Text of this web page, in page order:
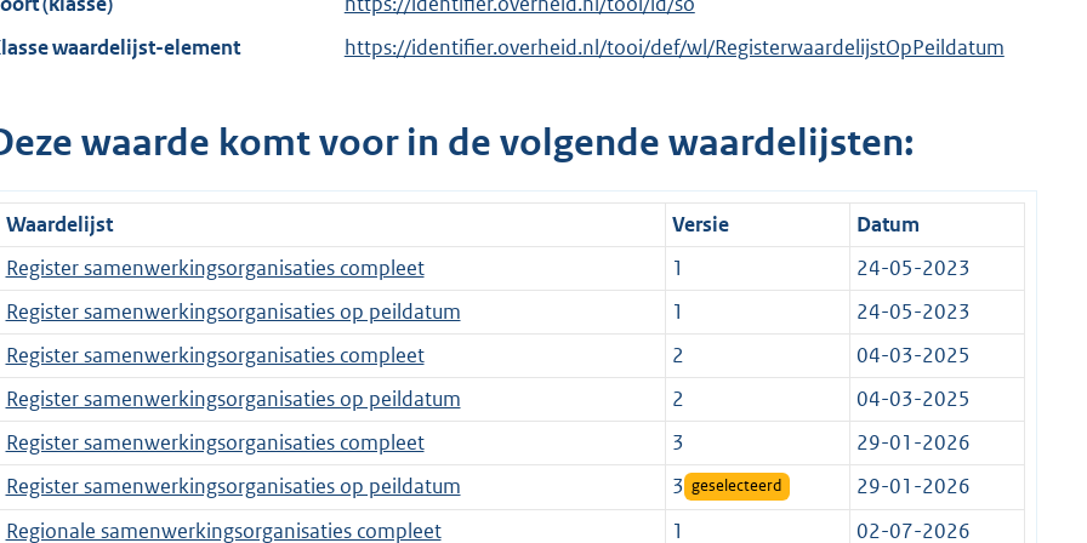
waardelijst-element
https://identifier.overheid.nl/tooi/def/wl/RegisterwaardelijstOpPeildatum
waarde komt voor in de volgende waardelijsten:
Waardelijst Versie
Datum
Register samenwerkingsorganisaties compleet
1
24-05-2023
Register samenwerkingsorganisaties op peildatum
1
24-05-2023
Register samenwerkingsorganisaties compleet
2
04-03-2025
Register samenwerkingsorganisaties op peildatum
2
04-03-2025
Register samenwerkingsorganisaties compleet
3
29-01-2026
Register samenwerkingsorganisaties op peildatum
3 geselecteerd
29-01-2026
Regionale samenwerkingsorganisaties compleet
1 02-07-2026